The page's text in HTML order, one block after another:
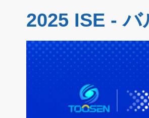
2025 ISE -